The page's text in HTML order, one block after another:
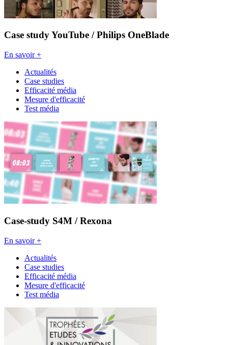
Case study YouTube / Philips OneBlade
En savoir +
Actualités
Case studies
Efficacité média
Mesure d'efficacité
Test média
Case-study S4M / Rexona
En savoir +
Actualités
Case studies
Efficacité média
Mesure d'efficacité
Test média